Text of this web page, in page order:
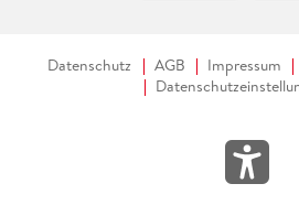
Datenschutz AGB Impressum